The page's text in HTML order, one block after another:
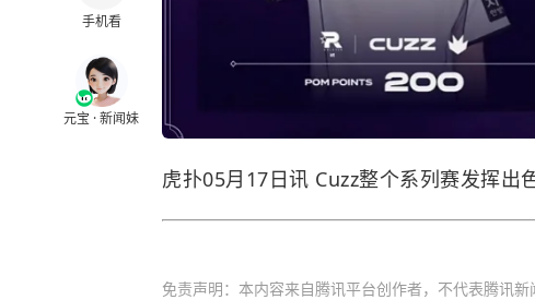
手机看
元宝 · 新闻妹
虎扑05月17日讯 Cuzz整个系列赛发挥出
免责声明：本内容来自腾讯平台创作者，不代表腾讯新